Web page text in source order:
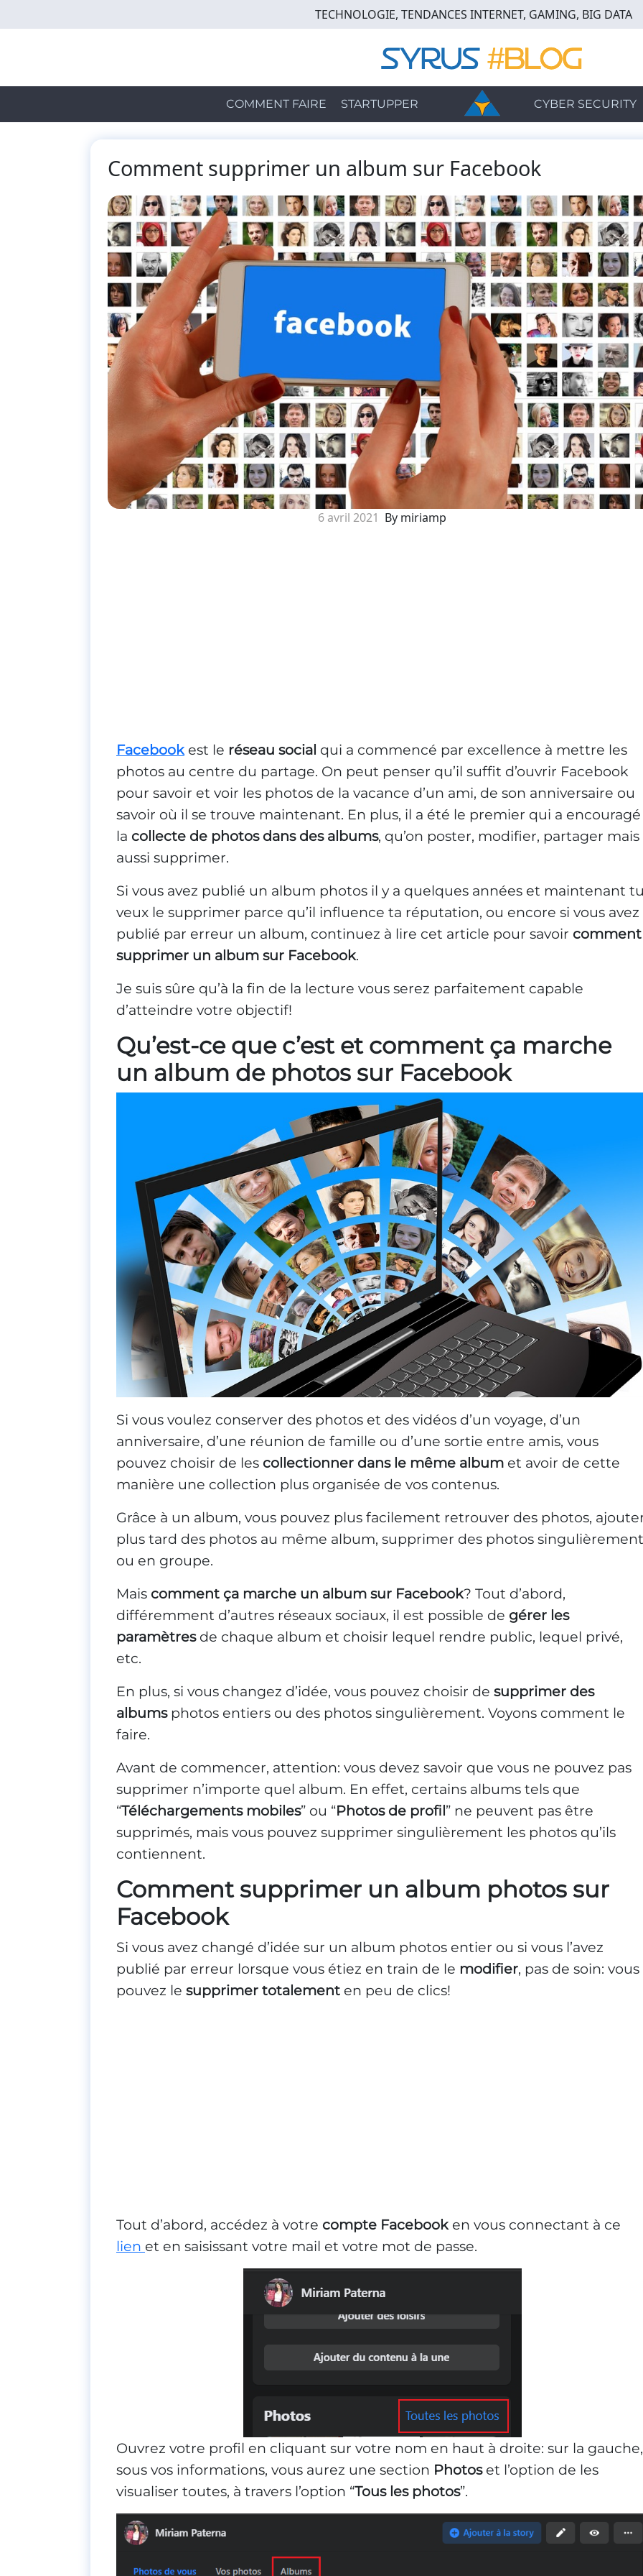
to
TECHNOLOGIE, TENDANCES INTERNET, GAMING, BIG DATA
COMMENT FAIRE STARTUPPER CYBER SECURITY
Comment supprimer un album sur Facebook
6 avril 2021 By miriamp
Facebookest le réseau social qui a commencé par excellence à mettre les
photos au centre du partage. On peut penser qu’il suffit d’ouvrir Facebook
pour savoir et voir les photos de la vacance d’un ami, de son anniversaire ou
savoir où il se trouve maintenant. En plus, il a été le premier qui a encouragé
la collecte de photos dans des albums, qu’on poster, modifier, partager mais
aussi supprimer.
Si vous avez publié un album photos il y a quelques années et maintenant
veux le supprimer parce qu’il influence ta réputation, ou encore si vous avez
publié par erreur un album, continuez à lire cet article pour savoir comment
supprimer un album sur Facebook.
Je suis sûre qu’à la fin de la lecture vous serez parfaitement capable
d’atteindre votre objectif!
Qu’est-ce que c’est et comment ça marche
un album de photos sur Facebook
Si vous voulez conserver des photos et des vidéos d’un voyage, d’un
anniversaire, d’une réunion de famille ou d’une sortie entre amis, vous
pouvez choisir de les collectionner dans le même album et avoir de cette
manière une collection plus organisée de vos contenus.
Grâce à un album, vous pouvez plus facilement retrouver des photos,
plus tard des photos au même album, supprimer des photos singulièrement
ou en groupe.
Mais comment ça marche un album sur Facebook? Tout d’abord,
différemment d’autres réseaux sociaux, il est possible de gérer les
paramètresde chaque album et choisir lequel rendre public, lequel privé,
etc.
En plus, si vous changez d’idée, vous pouvez choisir de supprimer des
albumsphotos entiers ou des photos singulièrement. Voyons comment le
faire.
Avant de commencer, attention: vous devez savoir que vous ne pouvez pas
supprimer n’importe quel album. En effet, certains albums tels que
“Téléchargements mobiles” ou “Photos de profil” ne peuvent pas être
supprimés, mais vous pouvez supprimer singulièrement les photos qu’ils
contiennent.
Comment supprimer un album photos sur
Facebook
Si vous avez changé d’idée sur un album photos entier ou si vous l’avez
publié par erreur lorsque vous étiez en train de le modifier, pas de soin: vous
pouvez le supprimer totalement en peu de clics!
Tout d’abord, accédez à votre compte Facebooken vous connectant à ce
lien et en saisissant votre mail et votre mot de passe.
Ouvrez votre profil en cliquant sur votre nom en haut à droite: sur la gauche,
sous vos informations, vous aurez une section Photos et l’option de les
visualiser toutes, à travers l’option “Tous les photos”.